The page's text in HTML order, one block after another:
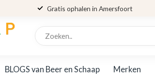
Gratis ophalen in Amersfoort
BLOGS van Beer en Schaap Merken